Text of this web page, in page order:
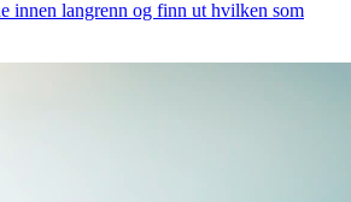
innen langrenn og finn ut hvilken som